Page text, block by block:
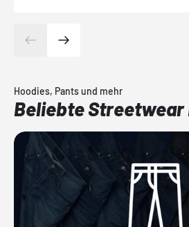
Hoodies, Pants und mehr
Beliebte Streetwear